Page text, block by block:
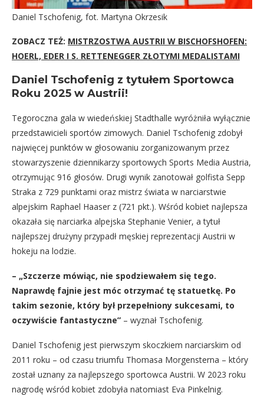
Daniel Tschofenig, fot. Martyna Okrzesik
ZOBACZ TEŻ: MISTRZOSTWA AUSTRII W BISCHOFSHOFEN:
HOERL, EDER I S. RETTENEGGER ZŁOTYMI MEDALISTAMI
Daniel Tschofenig z tytułem Sportowca
Roku 2025 w Austrii!
Tegoroczna gala w wiedeńskiej Stadthalle wyróżniła wyłącznie
przedstawicieli sportów zimowych. Daniel Tschofenig zdobył
najwięcej punktów w głosowaniu zorganizowanym przez
stowarzyszenie dziennikarzy sportowych Sports Media Austria,
otrzymując 916 głosów. Drugi wynik zanotował golfista Sepp
Straka z 729 punktami oraz mistrz świata w narciarstwie
alpejskim Raphael Haaser z (721 pkt.). Wśród kobiet najlepsza
okazała się narciarka alpejska Stephanie Venier, a tytuł
najlepszej drużyny przypadł męskiej reprezentacji Austrii w
hokeju na lodzie.
– „Szczerze mówiąc, nie spodziewałem się tego.
Naprawdę fajnie jest móc otrzymać tę statuetkę. Po
takim sezonie, który był przepełniony sukcesami, to
oczywiście fantastyczne” – wyznał Tschofenig.
Daniel Tschofenig jest pierwszym skoczkiem narciarskim od
2011 roku – od czasu triumfu Thomasa Morgensterna – który
został uznany za najlepszego sportowca Austrii. W 2023 roku
nagrodę wśród kobiet zdobyła natomiast Eva Pinkelnig.